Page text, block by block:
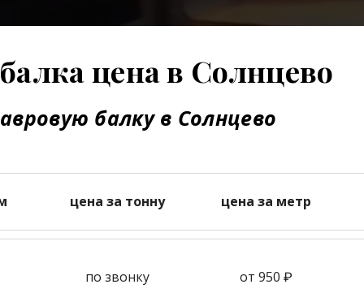
цена в Солнцево
балку в Солнцево
цена за тонну цена за метр
по звонку от 950 ₽